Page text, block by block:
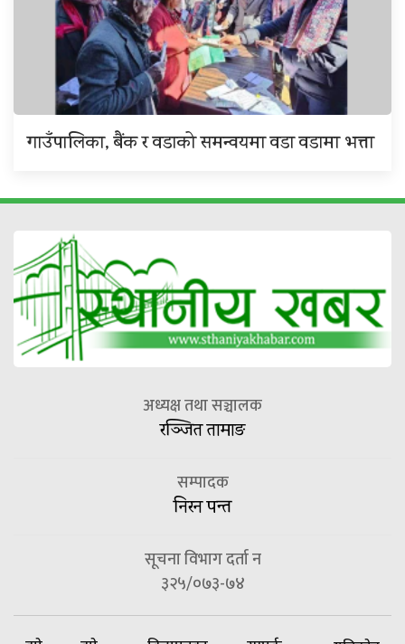
गाउँपालिका, बैंक र वडाको समन्वयमा वडा वडामा भत्ता
अध्यक्ष तथा सञ्चालक
रञ्जित तामाङ
सम्पादक
निरन पन्त
सूचना विभाग दर्ता न
३२५/०७३-७४